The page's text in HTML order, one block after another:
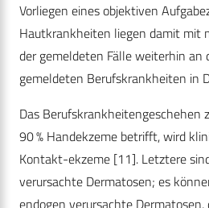
Vorliegen eines objektiven
Hautkrankheiten liegen damit mit
der gemeldeten Fälle weiterhin an
gemeldeten Berufskrankheiten in
Das Berufskrankheitengeschehen
90 % Handekzeme betrifft, wird
Kontakt-ekzeme [11]. Letztere
verursachte Dermatosen; es
endogen verursachte